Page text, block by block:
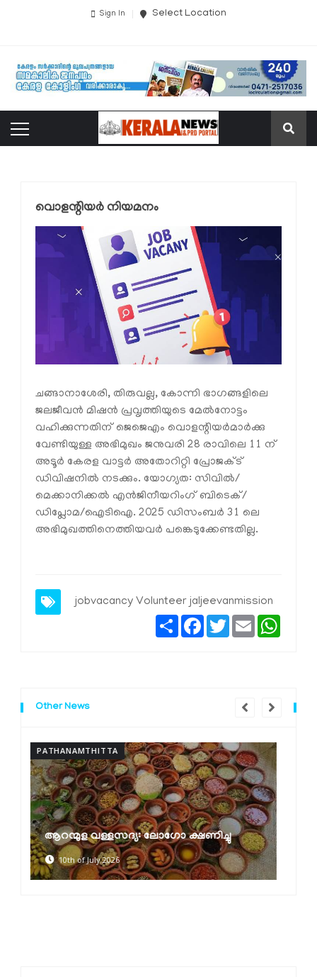
Sign In Select Location
വൊളന്റിയർ നിയമനം
ചങ്ങാനാശേരി, തിരുവല്ല, കോന്നി ഭാഗങ്ങളിലെ
ജലജീവൻ മിഷൻ പ്രവൃത്തിയുടെ മേൽനോട്ടം
വഹിക്കുന്നതിന് ജെജെഎം വൊളന്റിയർമാർക്കു
വേണ്ടിയുള്ള അഭിമുഖം ജനുവരി 28 രാവിലെ 11 ന്
അടൂർ കേരള വാട്ടർ അതോറിറ്റി പ്രോജക്ട്
ഡിവിഷനിൽ നടക്കും. യോഗ്യത: സിവിൽ/
മെക്കാനിക്കൽ എൻജിനീയറിംഗ് ബിടെക്/
ഡിപ്ലോമ/ഐടിഐ. 2025 ഡിസംബർ 31 ലെ
അഭിമുഖത്തിനെത്തിയവർ പങ്കെടുക്കേണ്ടതില്ല.
jobvacancy Volunteer jaljeevanmission
ShareFacebook
TwitterEmail
Other News
PATHANAMTHITTA
ക്ഷയരോഗ മുക്ത പഞ്ചായത്ത്
പുരസ്‌കാരങ്ങൾ വിതരണം ചെയ്തു
30th of June 2026